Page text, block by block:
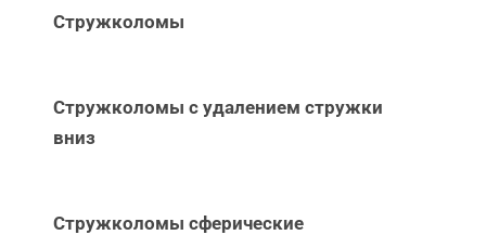
Стружколомы
Стружколомы с удалением стружки
вниз
Стружколомы сферические